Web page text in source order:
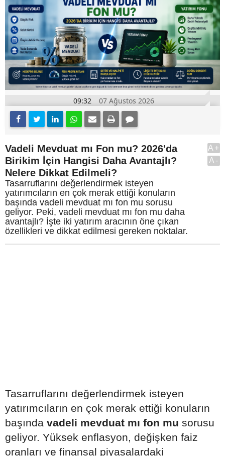
09:32 07 Ağustos 2026
Vadeli Mevduat mı Fon mu? 2026'da
Birikim İçin Hangisi Daha Avantajlı?
Nelere Dikkat Edilmeli?
Tasarruflarını değerlendirmek isteyen
yatırımcıların en çok merak ettiği konuların
başında vadeli mevduat mı fon mu sorusu
geliyor. Peki, vadeli mevduat mı fon mu daha
avantajlı? İşte iki yatırım aracının öne çıkan
özellikleri ve dikkat edilmesi gereken noktalar.
A+
A-
Tasarruflarını değerlendirmek isteyen
yatırımcıların en çok merak ettiği konuların
başında vadeli mevduat mı fon mu sorusu
geliyor. Yüksek enflasyon, değişken faiz
oranları ve finansal piyasalardaki